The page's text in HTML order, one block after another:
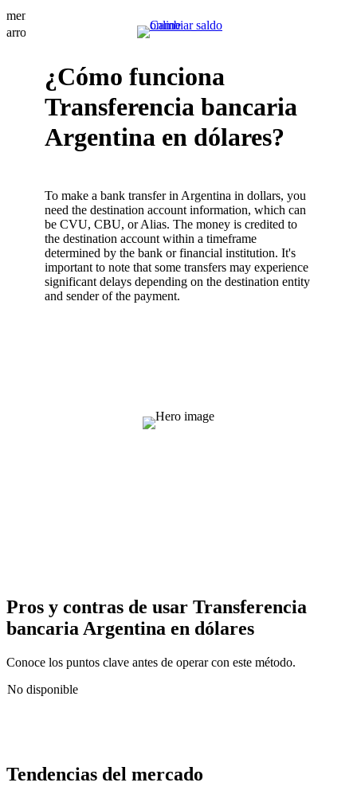
menu
arrow_drop_down
¿Cómo funciona
Transferencia bancaria
Argentina en dólares?
To make a bank transfer in Argentina in dollars, you
need the destination account information, which can
be CVU, CBU, or Alias. The money is credited to
the destination account within a timeframe
determined by the bank or financial institution. It's
important to note that some transfers may experience
significant delays depending on the destination entity
and sender of the payment.
Pros y contras de usar Transferencia
bancaria Argentina en dólares
Conoce los puntos clave antes de operar con este método.
No disponible
Tendencias del mercado